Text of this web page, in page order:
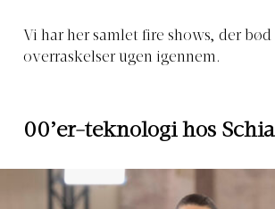
Vi har her samlet fire shows, der
overraskelser ugen igennem.
00’er-teknologi hos